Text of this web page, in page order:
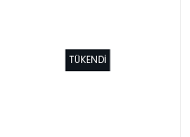
TÜKENDİ